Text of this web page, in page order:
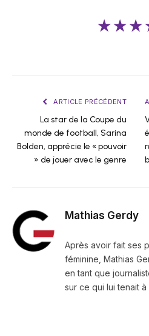
ARTICLE PRÉCÉDENT
La star de la Coupe du
monde de football, Sarina
Bolden, apprécie le « pouvoir
» de jouer avec le genre
Mathias Gerdy
Après avoir fait ses
féminine, Mathias
en tant que
sur ce qui lui tenait